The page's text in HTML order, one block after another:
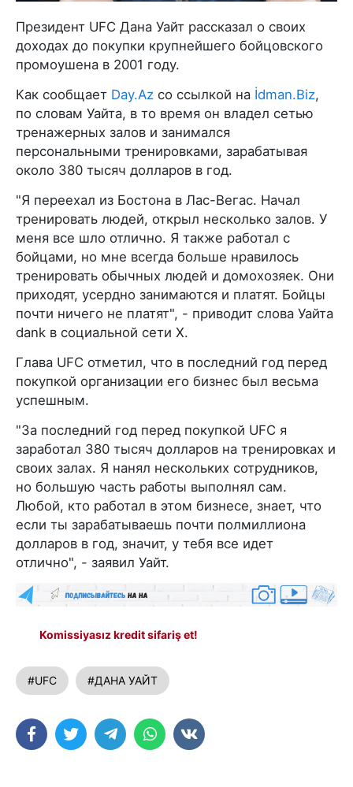
Президент UFC Дана Уайт рассказал о своих
доходах до покупки крупнейшего бойцовского
промоушена в 2001 году.
Как сообщает Day.Az со ссылкой на İdman.Biz,
по словам Уайта, в то время он владел сетью
тренажерных залов и занимался
персональными тренировками, зарабатывая
около 380 тысяч долларов в год.
"Я переехал из Бостона в Лас-Вегас. Начал
тренировать людей, открыл несколько залов. У
меня все шло отлично. Я также работал с
бойцами, но мне всегда больше нравилось
тренировать обычных людей и домохозяек. Они
приходят, усердно занимаются и платят. Бойцы
почти ничего не платят", - приводит слова Уайта
dank в социальной сети Х.
Глава UFC отметил, что в последний год перед
покупкой организации его бизнес был весьма
успешным.
"За последний год перед покупкой UFC я
заработал 380 тысяч долларов на тренировках и
своих залах. Я нанял нескольких сотрудников,
но большую часть работы выполнял сам.
Любой, кто работал в этом бизнесе, знает, что
если ты зарабатываешь почти полмиллиона
долларов в год, значит, у тебя все идет
отлично", - заявил Уайт.
Komissiyasız kredit sifariş et!
#UFC #ДАНА УАЙТ